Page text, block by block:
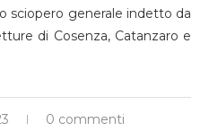
sciopero generale indetto da
di Cosenza, Catanzaro e
0 commenti